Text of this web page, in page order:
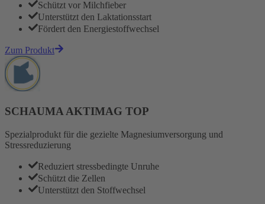
Schützt vor Milchfieber
Unterstützt den Laktationsstart
Fördert den Energiestoffwechsel
Zum Produkt
SCHAUMA AKTIMAG TOP
Spezialprodukt für die gezielte Magnesiumversorgung und
Stressreduzierung
Reduziert stressbedingte Unruhe
Schützt die Zellen
Unterstützt den Stoffwechsel